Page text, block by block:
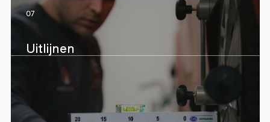
07
Uitlijnen